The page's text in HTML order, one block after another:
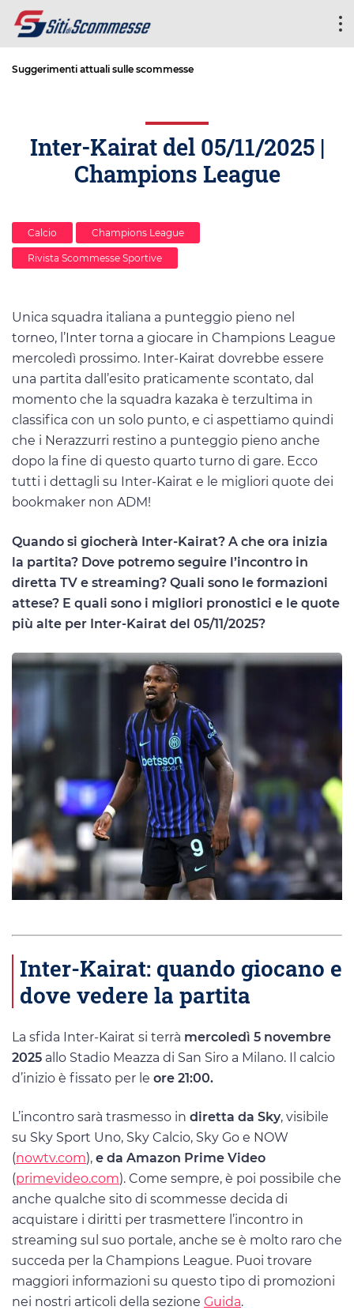
Suggerimenti attuali sulle scommesse
Inter-Kairat del 05/11/2025 |
Champions League
Calcio Champions League
Rivista Scommesse Sportive
Unica squadra italiana a punteggio pieno nel
torneo, l’Inter torna a giocare in Champions League
mercoledì prossimo. Inter-Kairat dovrebbe essere
una partita dall’esito praticamente scontato, dal
momento che la squadra kazaka è terzultima in
classifica con un solo punto, e ci aspettiamo quindi
che i Nerazzurri restino a punteggio pieno anche
dopo la fine di questo quarto turno di gare. Ecco
tutti i dettagli su Inter-Kairat e le migliori quote dei
bookmaker non ADM!
Quando si giocherà Inter-Kairat? A che ora inizia
la partita? Dove potremo seguire l’incontro in
diretta TV e streaming? Quali sono le formazioni
attese? E quali sono i migliori pronostici e le quote
più alte per Inter-Kairat del 05/11/2025?
Inter-Kairat: quando giocano e
dove vedere la partita
La sfida Inter-Kairat si terrà mercoledì 5 novembre
2025 allo Stadio Meazza di San Siro a Milano. Il calcio
d’inizio è fissato per le ore 21:00.
L’incontro sarà trasmesso in diretta da Sky, visibile
su Sky Sport Uno, Sky Calcio, Sky Go e NOW
(nowtv.com), e da Amazon Prime Video
(primevideo.com). Come sempre, è poi possibile che
anche qualche sito di scommesse decida di
acquistare i diritti per trasmettere l’incontro in
streaming sul suo portale, anche se è molto raro che
succeda per la Champions League. Puoi trovare
maggiori informazioni su questo tipo di promozioni
nei nostri articoli della sezione Guida.